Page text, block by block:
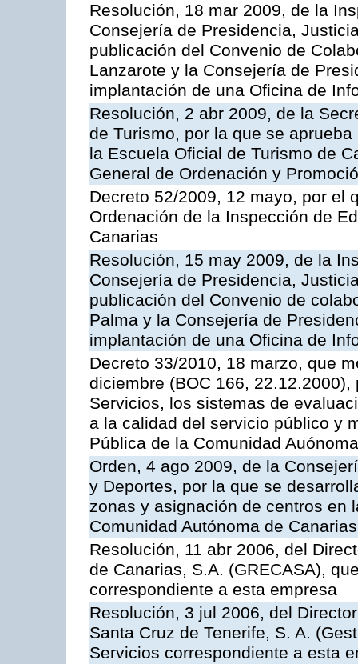
Resolución, 18 mar 2009, de la
Consejería de Presidencia,
publicación del Convenio de
Lanzarote y la Consejería de
implantación de una Oficina de
Resolución, 2 abr 2009, de la
de Turismo, por la que se
la Escuela Oficial de Turismo de
General de Ordenación y
Decreto 52/2009, 12 mayo, por el
Ordenación de la Inspección de
Canarias
Resolución, 15 may 2009, de la
Consejería de Presidencia,
publicación del Convenio de
Palma y la Consejería de
implantación de una Oficina de
Decreto 33/2010, 18 marzo, que
diciembre (BOC 166,
Servicios, los sistemas de
a la calidad del servicio público y
Pública de la Comunidad
Orden, 4 ago 2009, de la
y Deportes, por la que se
zonas y asignación de centros en
Comunidad Autónoma de Canarias
Resolución, 11 abr 2006, del
de Canarias, S.A. (GRECASA),
correspondiente a esta empresa
Resolución, 3 jul 2006, del
Santa Cruz de Tenerife, S. A.
Servicios correspondiente a esta